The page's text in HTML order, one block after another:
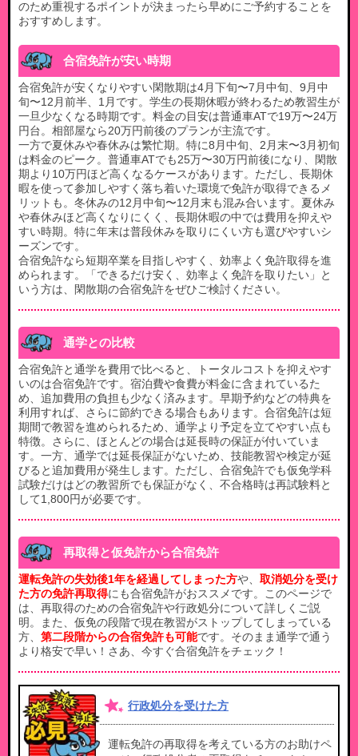
のため重視するポイントが決まったら早めにご予約することを
おすすめします。
合宿免許が安い時期
合宿免許が安くなりやすい閑散期は4月下旬〜7月中旬、9月中
旬〜12月前半、1月です。学生の長期休暇が終わるため教習生が
一旦少なくなる時期です。料金の目安は普通車ATで19万〜24万
円台。相部屋なら20万円前後のプランが主流です。
一方で夏休みや春休みは繁忙期。特に8月中旬、2月末〜3月初旬
は料金のピーク。普通車ATでも25万〜30万円前後になり、閑散
期より10万円ほど高くなるケースがあります。ただし、長期休
暇を使って参加しやすく落ち着いた環境で免許が取得できるメ
リットも。冬休みの12月中旬〜12月末も混み合います。夏休み
や春休みほど高くなりにくく、長期休暇の中では費用を抑えや
すい時期。特に年末は普段休みを取りにくい方も選びやすいシ
ーズンです。
合宿免許なら短期卒業を目指しやすく、効率よく免許取得を進
められます。「できるだけ安く、効率よく免許を取りたい」と
いう方は、閑散期の合宿免許をぜひご検討ください。
通学との比較
合宿免許と通学を費用で比べると、トータルコストを抑えやす
いのは合宿免許です。宿泊費や食費が料金に含まれているた
め、追加費用の負担も少なく済みます。早期予約などの特典を
利用すれば、さらに節約できる場合もあります。合宿免許は短
期間で教習を進められるため、通学より予定を立てやすい点も
特徴。さらに、ほとんどの場合は延長時の保証が付いていま
す。一方、通学では延長保証がないため、技能教習や検定が延
びると追加費用が発生します。ただし、合宿免許でも仮免学科
試験だけはどの教習所でも保証がなく、不合格時は再試験料と
して1,800円が必要です。
再取得と仮免許から合宿免許
運転免許の失効後1年を経過してしまった方や、 取消処分を受け
た方の免許再取得にも合宿免許がおススメです。このページで
は、再取得のための合宿免許や行政処分について詳しくご説
明。また、仮免の段階で現在教習がストップしてしまっている
方、 第二段階からの合宿免許も可能です。そのまま通学で通う
より格安で早い！さあ、今すぐ合宿免許をチェック！
行政処分を受けた方
運転免許の再取得を考えている方のお助けペ